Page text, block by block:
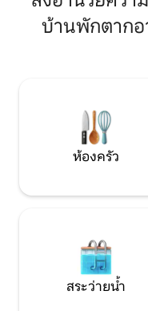
นอนที่สองพร้อมเตียงแ
ครอบครัวที่อาจมีเด็ก เ
อินเทอร์เน็ตความเร็วสูง
ถึงสิ่งอำนวยความสะดว
บ้านพักตากอ
ห้องครัว
สระว่ายน้ำ